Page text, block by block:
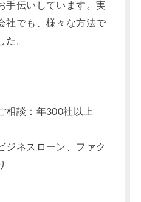
手伝いしています。実
社でも、様々な方法で
た。
相談：年300社以上
ジネスローン、ファク